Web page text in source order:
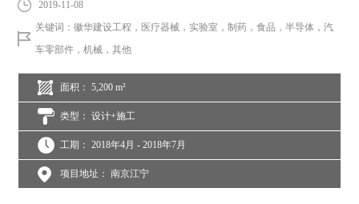
2019-11-08
关键词：徽华建设工程，医疗器械，实验室，制药，食品，半导体，汽
车零部件，机械，其他
面积： 5,200 m²
类型： 设计+施工
工期： 2018年4月 - 2018年7月
项目地址： 南京江宁